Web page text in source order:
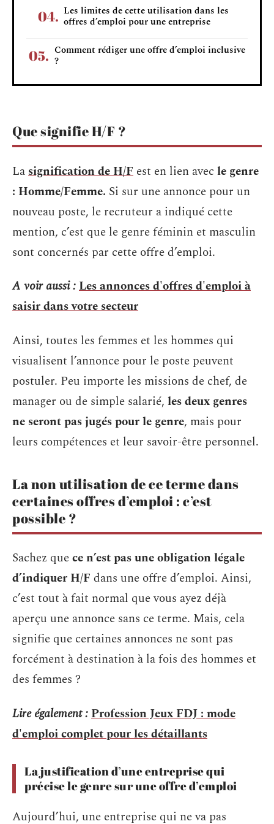
Les limites de cette utilisation dans les
offres d’emploi pour une entreprise
Comment rédiger une offre d’emploi inclusive
?
Que signifie H/F ?
Lasignification de H/F est en lien avecle genre
: Homme/Femme. Si sur une annonce pour un
nouveau poste, le recruteur a indiqué cette
mention, c’est que le genre féminin et masculin
sont concernés par cette offre d’emploi.
A voir aussi :Les annonces d'offres d'emploi à
saisir dans votre secteur
Ainsi, toutes les femmes et les hommes qui
visualisent l’annonce pour le poste peuvent
postuler. Peu importe les missions de chef, de
manager ou de simple salarié, les deux genres
ne seront pas jugés pour le genre, mais pour
leurs compétences et leur savoir-être personnel.
La non utilisation de ce terme dans
certaines offres d’emploi : c’est
possible ?
Sachez quece n’est pas une obligation légale
d’indiquer H/F dans une offre d’emploi. Ainsi,
c’est tout à fait normal que vous ayez déjà
aperçu une annonce sans ce terme. Mais, cela
signifie que certaines annonces ne sont pas
forcément à destination à la fois des hommes et
des femmes ?
Lire également :Profession Jeux FDJ : mode
d'emploi complet pour les détaillants
La justification d’une entreprise qui
précise le genre sur une offre d’emploi
Aujourd’hui, une entreprise qui ne va pas